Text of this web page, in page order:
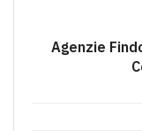
Agenzie